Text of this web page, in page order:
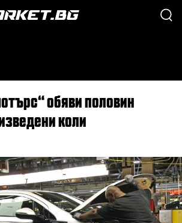
коли